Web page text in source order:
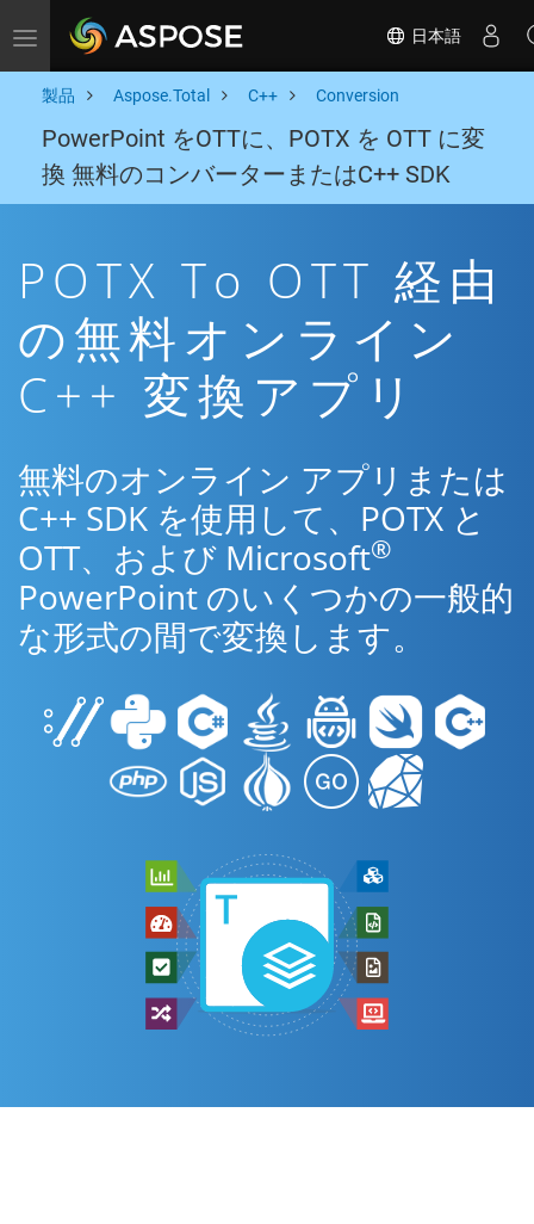
Toggle navigation 日本語
製品 Aspose.Total C++ Conversion
PowerPoint をOTTに、POTX を OTT に変
換 無料のコンバーターまたはC++ SDK
POTX To OTT 経由
の無料オンライン
C++ 変換アプリ
無料のオンライン アプリまたは
C++ SDK を使用して、POTX と
OTT、および Microsoft®
PowerPoint のいくつかの一般的
な形式の間で変換します。